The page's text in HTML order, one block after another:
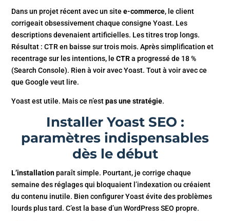
Dans un projet récent avec un site e-commerce, le client
corrigeait obsessivement chaque consigne Yoast. Les
descriptions devenaient artificielles. Les titres trop longs.
Résultat : CTR en baisse sur trois mois. Après simplification et
recentrage sur les intentions, leCTRa progressé de 18 %
(Search Console). Rien à voir avec Yoast. Tout à voir avec ce
que Google veut lire.
Yoast est utile. Mais ce n’estpas une stratégie.
Installer Yoast SEO :
paramètres indispensables
dès le début
L’installationparaît simple. Pourtant, je corrige chaque
semaine des réglages qui bloquaient l’indexation ou créaient
du contenu inutile. Bien configurer Yoast évite des problèmes
lourds plus tard. C’est la base d’un WordPress SEO propre.